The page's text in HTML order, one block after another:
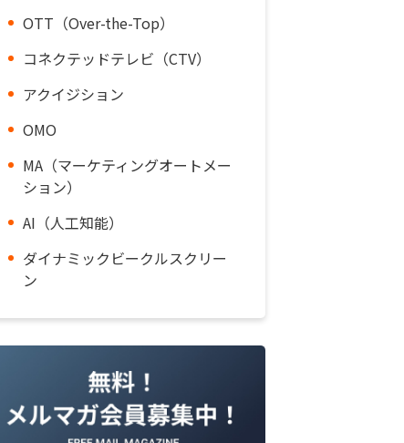
OTT（Over-the-Top）
コネクテッドテレビ（CTV）
アクイジション
OMO
MA（マーケティングオートメー
ション）
AI（人工知能）
ダイナミックビークルスクリー
ン